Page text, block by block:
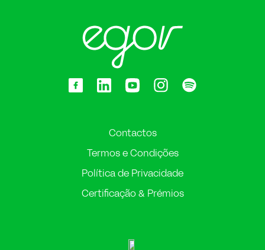
Contactos
Termos e Condições
Política de Privacidade
Certificação & Prémios